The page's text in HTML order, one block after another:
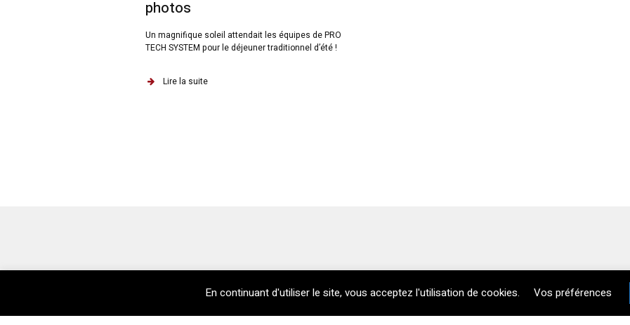
photos
Un magnifique soleil attendait les équipes de PRO
TECH SYSTEM pour le déjeuner traditionnel d’été !
Lire la suite
En continuant d'utiliser le site, vous acceptez l'utilisation de cookies. Vos préférences